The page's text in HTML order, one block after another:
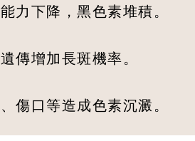
力下降，黑色素堆積。
傳增加長斑機率。
傷口等造成色素沉澱。